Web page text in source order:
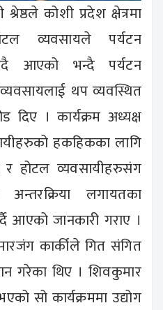
कोशी प्रदेश क्षेत्रमा
व्यवसायले पर्यटन
आएको भन्दै पर्यटन
थप व्यवस्थित
दिए । कार्यक्रम अध्यक्ष
हकहिकका लागि
होटल व्यवसायीहरुसंग
लगायतका
आएको जानकारी गराए ।
कार्कीले गित संगित
गरेका थिए । शिवकुमार
सो कार्यक्रममा उद्योग